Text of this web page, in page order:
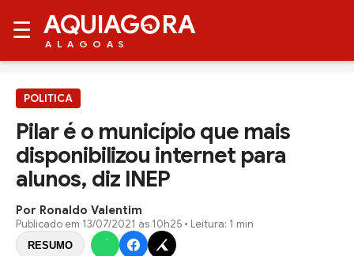
☰ AQUIAG RA
ALAGOAS
POLITICA
Pilar é o município que mais
disponibilizou internet para
alunos, diz INEP
Por Ronaldo Valentim
Publicado em 13/07/2021 às 10h25 • Leitura: 1 min
RESUMO